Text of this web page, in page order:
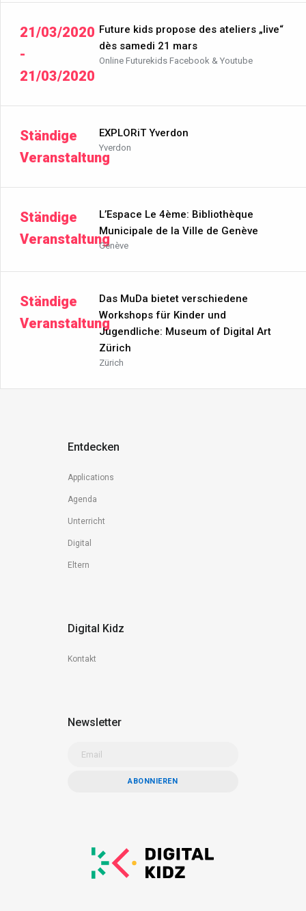
21/03/2020
-
21/03/2020
Future kids propose des ateliers „live“
dès samedi 21 mars
Online Futurekids Facebook & Youtube
Ständige
Veranstaltung
EXPLORiT Yverdon
Yverdon
Ständige
Veranstaltung
L’Espace Le 4ème: Bibliothèque
Municipale de la Ville de Genève
Genève
Ständige
Veranstaltung
Das MuDa bietet verschiedene
Workshops für Kinder und
Jugendliche: Museum of Digital Art
Zürich
Zürich
Entdecken
Applications
Agenda
Unterricht
Digital
Eltern
Digital Kidz
Kontakt
Newsletter